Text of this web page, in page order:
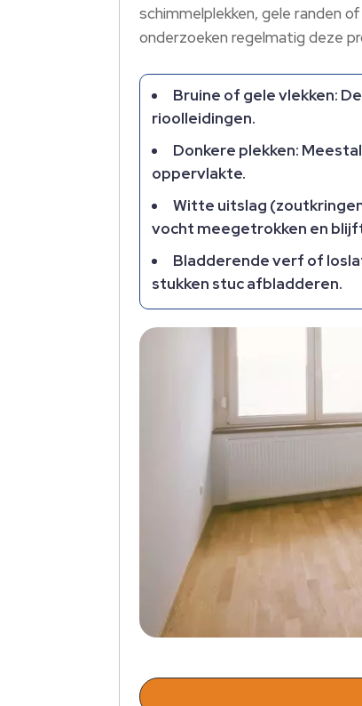
schimmelplekken, gele randen
onderzoeken regelmatig deze
Bruine of gele vlekken:
rioolleidingen.
Donkere plekken:
oppervlakte.
Witte uitslag
vocht meegetrokken en
Bladderende verf of
stukken stuc afbladderen.